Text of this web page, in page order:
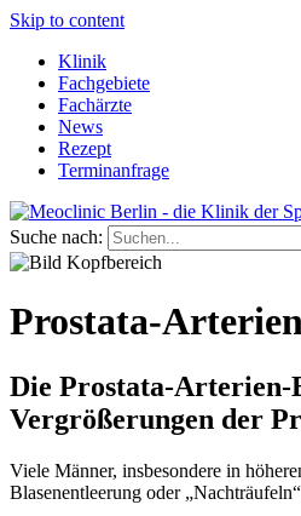
Skip to content
Klinik
Fachgebiete
Fachärzte
News
Rezept
Terminanfrage
Suche nach:
Prostata-
Die Prostata-Arterien-
Vergrößerungen der
Viele Männer, insbesondere in
Blasenentleerung oder